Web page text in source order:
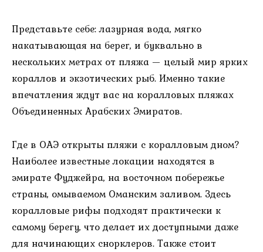
Представьте себе: лазурная вода, мягко
накатывающая на берег, и буквально в
нескольких метрах от пляжа — целый мир ярких
кораллов и экзотических рыб. Именно такие
впечатления ждут вас на коралловых пляжах
Объединенных Арабских Эмиратов.
Где в ОАЭ открыты пляжи с коралловым дном?
Наиболее известные локации находятся в
эмирате Фуджейра, на восточном побережье
страны, омываемом Оманским заливом. Здесь
коралловые рифы подходят практически к
самому берегу, что делает их доступными даже
для начинающих снорклеров. Также стоит